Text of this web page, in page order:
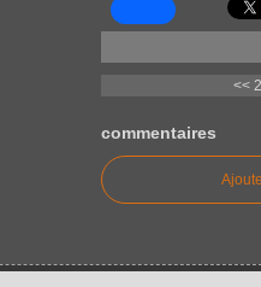
<<
commentaires